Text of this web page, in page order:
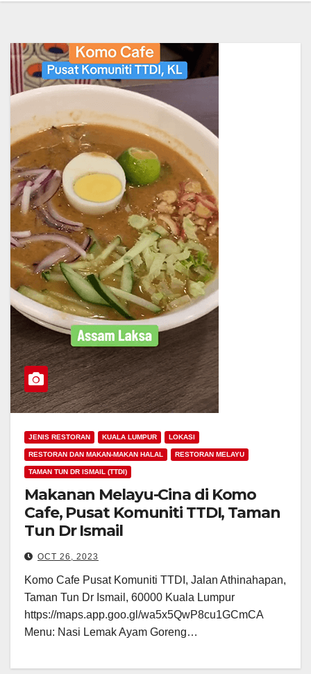
JENIS RESTORAN KUALA LUMPUR LOKASI
RESTORAN DAN MAKAN-MAKAN HALAL RESTORAN MELAYU
TAMAN TUN DR ISMAIL (TTDI)
Makanan Melayu-Cina di Komo
Cafe, Pusat Komuniti TTDI, Taman
Tun Dr Ismail
OCT 26, 2023
Komo Cafe Pusat Komuniti TTDI, Jalan Athinahapan,
Taman Tun Dr Ismail, 60000 Kuala Lumpur
https://maps.app.goo.gl/wa5x5QwP8cu1GCmCA
Menu: Nasi Lemak Ayam Goreng…